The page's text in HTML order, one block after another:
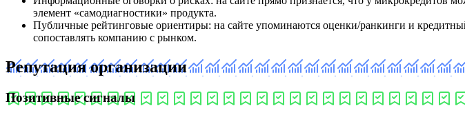
элемент «самодиагностики» продукта.
Публичные рейтинговые ориентиры: на сайте упоминаются оценки/ранкинги и
сопоставлять компанию с рынком.
Репутация организации
Позитивные сигналы